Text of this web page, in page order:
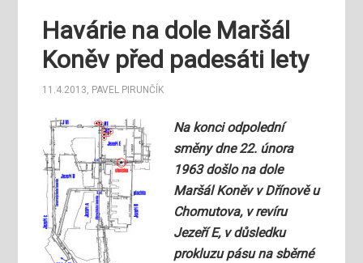
Havárie na dole Maršál
Koněv před padesáti lety
11.4.2013, PAVEL PIRUNČÍK
Na konci odpolední
směny dne 22. února
1963 došlo na dole
Maršál Koněv v Dřínově u
Chomutova, v revíru
Jezeří E, v důsledku
prokluzu pásu na sběrné